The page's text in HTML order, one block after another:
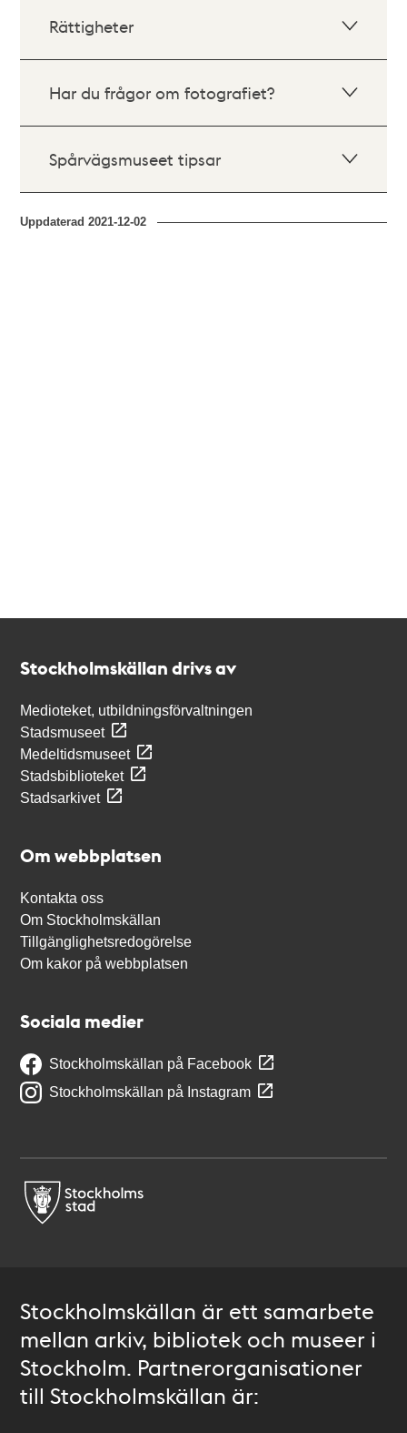
Rättigheter
Har du frågor om fotografiet?
Spårvägsmuseet tipsar
Uppdaterad2021-12-02
Stockholmskällan drivs av
Medioteket, utbildningsförvaltningen
Stadsmuseet
Medeltidsmuseet
Stadsbiblioteket
Stadsarkivet
Om webbplatsen
Kontakta oss
Om Stockholmskällan
Tillgänglighetsredogörelse
Om kakor på webbplatsen
Sociala medier
Stockholmskällan på Facebook
Stockholmskällan på Instagram
Stockholmskällan är ett samarbete
mellan arkiv, bibliotek och museer i
Stockholm. Partnerorganisationer
till Stockholmskällan är: